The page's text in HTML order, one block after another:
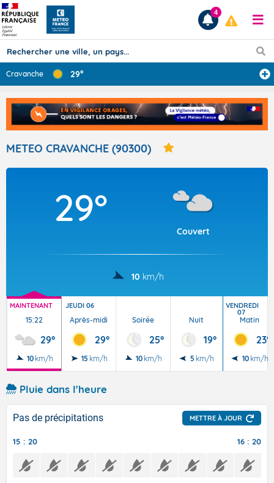
Prévisions
TOUS LES RÉSULTATS
Articles
4
Cravanche 29°
METEO CRAVANCHE (90300)
29°
Couvert
10 km/h
MAINTENANT
15:22
29°
10 km/h
JEUDI 06
Après-midi
29°
15 km/h
Soirée
25°
10 km/h
Nuit
19°
5 km/h
VENDREDI
07
Matin
23°
10 km/h
Pluie dans l'heure
Pas de précipitations METTRE À JOUR
15 : 20 16 : 20